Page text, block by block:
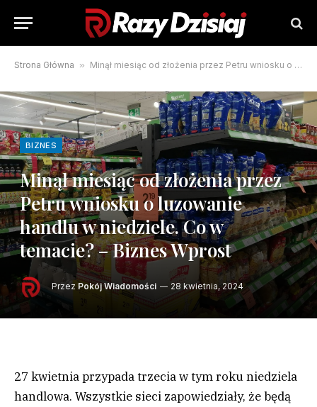
Strona Główna » Minął miesiąc od złożenia przez Petru wniosku o luzowanie handlu w niedziele. Co w temacie? – Biznes Wprost
BIZNES
Minął miesiąc od złożenia przez
Petru wniosku o luzowanie
handlu w niedziele. Co w
temacie? – Biznes Wprost
Przez Pokój Wiadomości 28 kwietnia, 2024
27 kwietnia przypada trzecia w tym roku niedziela
handlowa. Wszystkie sieci zapowiedziały, że będą